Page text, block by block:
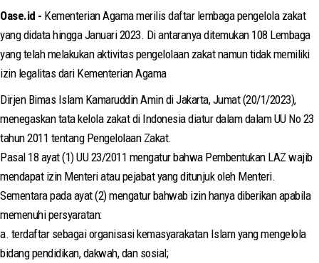
Oase.id - Kementerian Agama merilis daftar lembaga pengelola zakat
yang didata hingga Januari 2023. Di antaranya ditemukan 108 Lembaga
yang telah melakukan aktivitas pengelolaan zakat namun tidak memiliki
izin legalitas dari Kementerian Agama
Dirjen Bimas Islam Kamaruddin Amin di Jakarta, Jumat (20/1/2023),
menegaskan tata kelola zakat di Indonesia diatur dalam dalam UU No 23
tahun 2011 tentang Pengelolaan Zakat.
Pasal 18 ayat (1) UU 23/2011 mengatur bahwa Pembentukan LAZ wajib
mendapat izin Menteri atau pejabat yang ditunjuk oleh Menteri.
Sementara pada ayat (2) mengatur bahwab izin hanya diberikan apabila
memenuhi persyaratan:
a. terdaftar sebagai organisasi kemasyarakatan Islam yang mengelola
bidang pendidikan, dakwah, dan sosial;